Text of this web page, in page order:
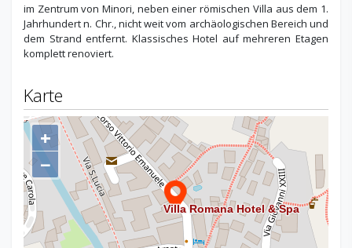
im Zentrum von Minori, neben einer römischen Villa aus dem 1.
Jahrhundert n. Chr., nicht weit vom archäologischen Bereich und
dem Strand entfernt. Klassisches Hotel auf mehreren Etagen
komplett renoviert.
Karte
+
−